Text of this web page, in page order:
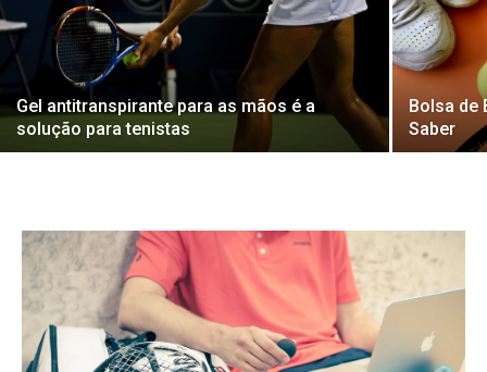
Gel antitranspirante para as mãos é a
solução para tenistas
Bolsa de
Saber